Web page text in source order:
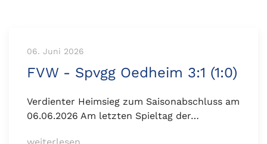
06. Juni 2026
FVW - Spvgg Oedheim 3:1 (1:0)
Verdienter Heimsieg zum Saisonabschluss am
06.06.2026 Am letzten Spieltag der…